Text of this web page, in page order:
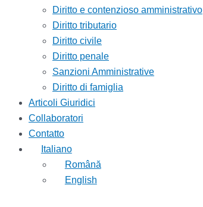
Diritto e contenzioso amministrativo
Diritto tributario
Diritto civile
Diritto penale
Sanzioni Amministrative
Diritto di famiglia
Articoli Giuridici
Collaboratori
Contatto
Italiano
Română
English